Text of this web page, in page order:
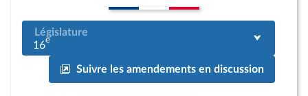
Législature
16e
Suivre les amendements en discussion